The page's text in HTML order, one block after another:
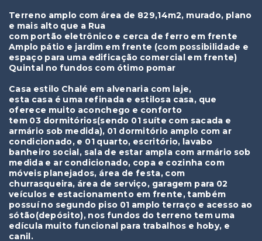
Terreno amplo com área de 829,14m2, murado, plano
e mais alto que a Rua
com portão eletrônico e cerca de ferro em frente
Amplo pátio e jardim em frente (com possibilidade e
espaço para uma edificação comercial em frente)
Quintal no fundos com ótimo pomar
Casa estilo Chalé em alvenaria com laje,
esta casa é uma refinada e estilosa casa, que
oferece muito aconchego e conforto
tem 03 dormitórios(sendo 01 suíte com sacada e
armário sob medida), 01 dormitório amplo com ar
condicionado, e 01 quarto, escritório, lavabo
banheiro social, sala de estar ampla com armário sob
medida e ar condicionado, copa e cozinha com
móveis planejados, área de festa, com
churrasqueira, área de serviço, garagem para 02
veículos e estacionamento em frente, também
possuí no segundo piso 01 amplo terraço e acesso ao
sótão(depósito), nos fundos do terreno tem uma
edícula muito funcional para trabalhos e hoby, e
canil.